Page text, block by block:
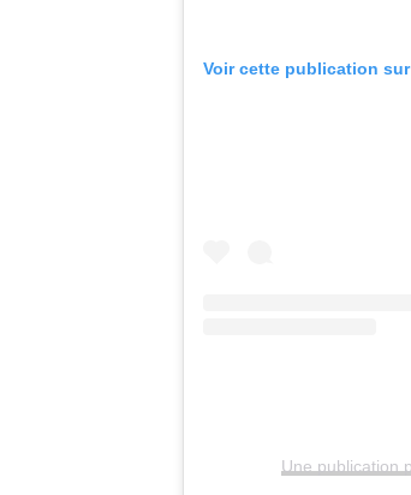
Voir cette publication
Une publication